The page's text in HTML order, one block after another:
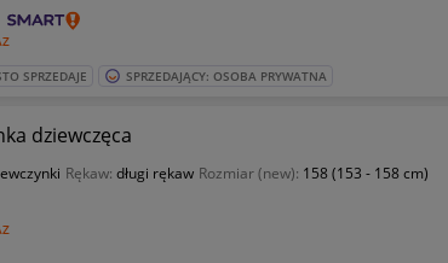
SPRZEDAJE SPRZEDAJĄCY: OSOBA PRYWATNA
dziewczęca
Rękaw: długi rękaw Rozmiar (new): 158 (153 - 158 cm)